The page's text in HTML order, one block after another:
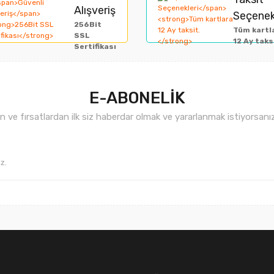
Alışveriş
256Bit
SSL
Sertifikası
Tüm
12 Ay
E-ABONELİK
ve fırsatlardan ilk siz haberdar olmak ve yararlanmak